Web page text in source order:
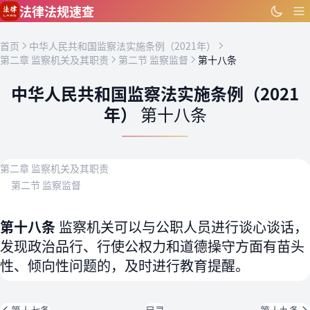
跳到主要内容
法律法规速查
首页
中华人民共和国监察法实施条例（2021年）
第二章 监察机关及其职责
第二节 监察监督 第十八条
中华人民共和国监察法实施条例（2021
年） 第十八条
第二章 监察机关及其职责
第二节 监察监督
第十八条 监察机关可以与公职人员进行谈心谈话，
发现政治品行、行使公权力和道德操守方面有苗头
性、倾向性问题的，及时进行教育提醒。